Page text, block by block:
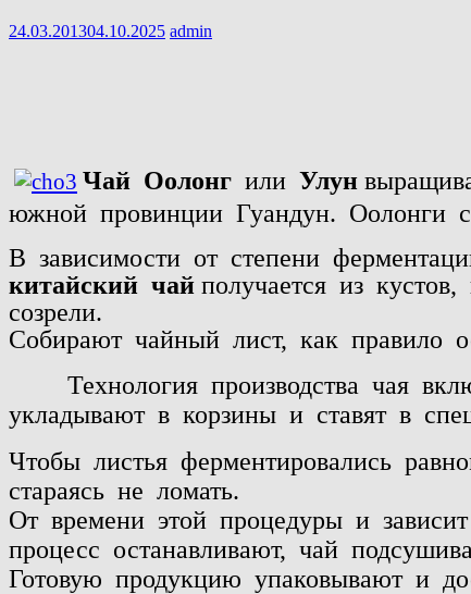
24.03.201304.10.2025 admin
Чай Оолонг или Улун
южной провинции Гуандун. Оолонги
В зависимости от степени
китайский чай получается из кустов,
созрели.
Собирают чайный лист, как правило
Технология производства чая
укладывают в корзины и ставят в
Чтобы листья ферментировались
стараясь не ломать.
От времени этой процедуры и зависит
процесс останавливают, чай
Готовую продукцию упаковывают и